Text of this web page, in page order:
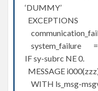
‘DUMMY’
EXCEPTIONS
system_failure =
IF sy-subrc NE 0.
MESSAGE
WITH ls_msg-